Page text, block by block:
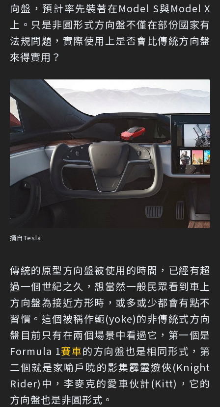
向盤，預計率先裝著在Model S與Model X
上。只是非圓形式方向盤不僅在部份國家有
法規問題，實際使用上是否會比傳統方向盤
來得實用？
摘自Tesla
傳統的原型方向盤被使用的時間，已經有超
過一個世紀之久，想當然一般民眾看到車上
方向盤為接近方形時，或多或少都會有點不
習慣。這個被稱作軛(yoke)的非傳統式方向
盤目前只有在兩個場景中看過它，第一個是
Formula 1賽車的方向盤也是相同形式，第
二個就是家喻戶曉的影集霹靂遊俠(Knight
Rider)中，李麥克的愛車伙計(Kitt)，它的
方向盤也是非圓形式。